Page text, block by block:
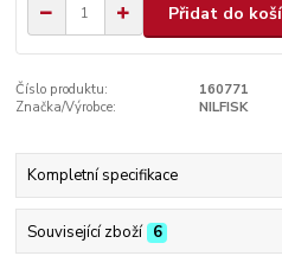
Přidat do
Číslo produktu:
160771
Značka/Výrobce:
NILFISK
Kompletní specifikace
Související zboží 6